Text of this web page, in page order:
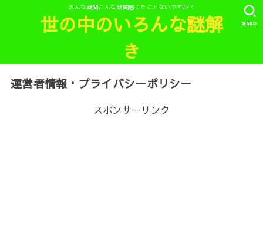
あんな疑問こんな疑問感じたことないですか？
世の中のいろんな謎解
き
SEARCH
運営者情報・プライバシーポリシー
スポンサーリンク